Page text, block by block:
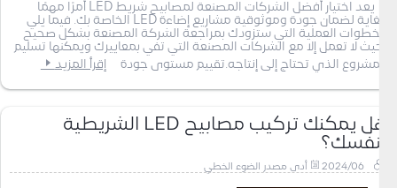
يعد اختيار أفضل الشركات المصنعة لمصابيح شريط LED أمرًا مهمًا
للغاية لضمان جودة وموثوقية مشاريع إضاءة LED الخاصة بك. فيما يلي
الخطوات العملية التي ستزودك بمراجعة الشركة المصنعة بشكل صحيح
بحيث لا تعمل إلا مع الشركات المصنعة التي تفي بمعاييرك ويمكنها تسليم
المشروع الذي تحتاج إلى إنتاجه.تقييم مستوى جودة
إقرأ المزيد
هل يمكنك تركيب مصابيح LED الشريطية
بنفسك؟
2024/06 أدى مصدر الضوء الخطي